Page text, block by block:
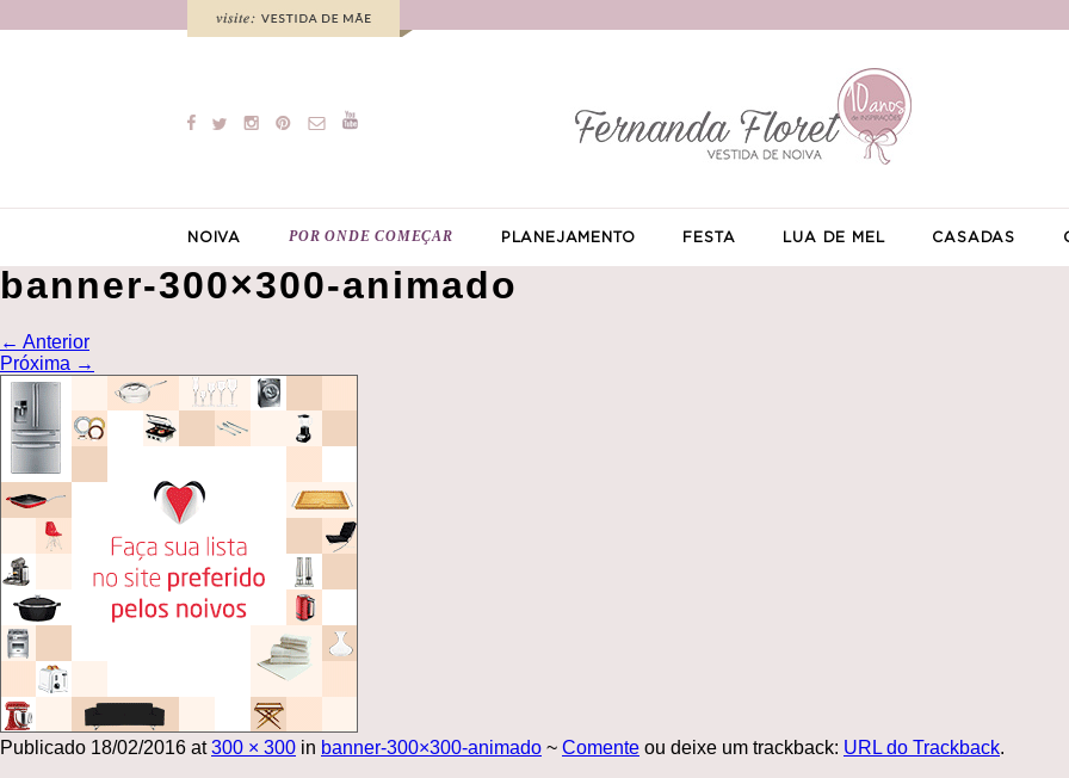
NOIVA POR ONDE COMEÇAR PLANEJAMENTO FESTA LUA DE MEL CASADAS
banner-300×300-animado
← Anterior
Próxima →
Publicado 18/02/2016 at300 × 300 in banner-300×300-animado ~ Comente ou deixe um trackback: URL do Trackback.